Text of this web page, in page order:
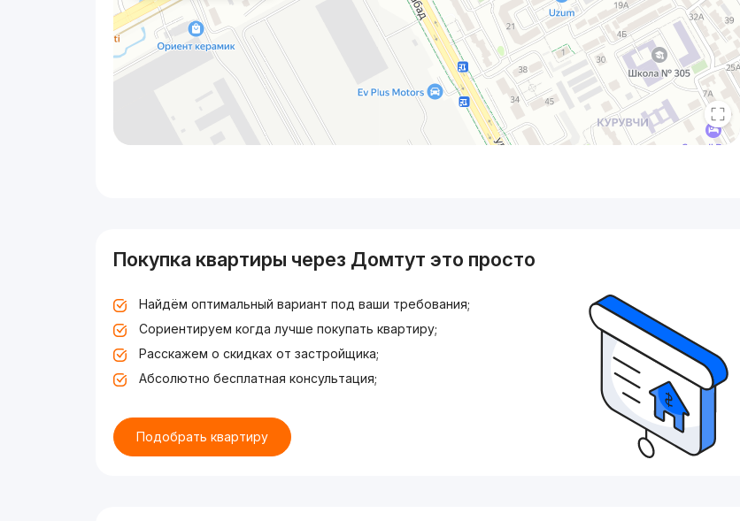
Покупка квартиры через Домтут это просто
Найдём оптимальный вариант под ваши требования;
Сориентируем когда лучше покупать квартиру;
Расскажем о скидках от застройщика;
Абсолютно бесплатная консультация;
Подобрать квартиру